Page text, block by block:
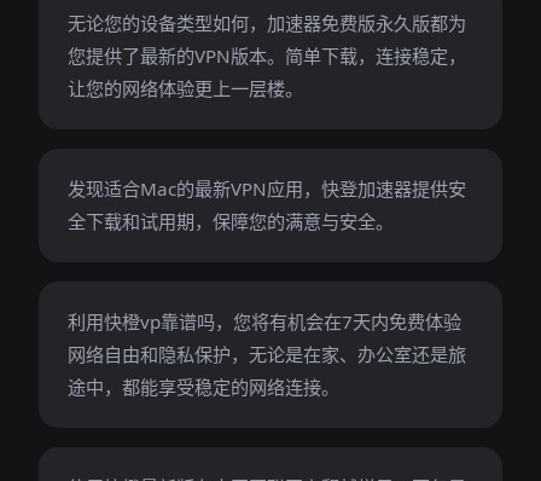
无论您的设备类型如何，加速器免费版永久版都为
您提供了最新的VPN版本。简单下载，连接稳定，
让您的网络体验更上一层楼。
发现适合Mac的最新VPN应用，快登加速器提供安
全下载和试用期，保障您的满意与安全。
利用快橙vp靠谱吗，您将有机会在7天内免费体验
网络自由和隐私保护，无论是在家、办公室还是旅
途中，都能享受稳定的网络连接。